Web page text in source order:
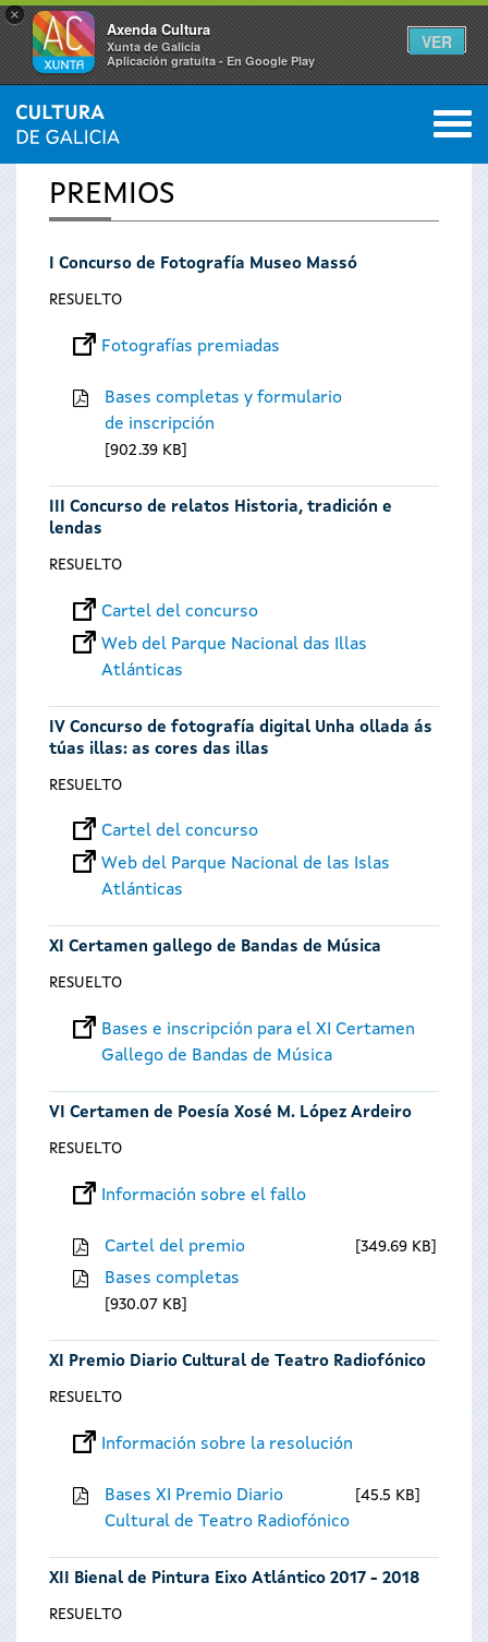
×
Axenda Cultura
Xunta de Galicia
Aplicación gratuíta - En Google Play
VER
Se
encuentra
usted
INICIO 0
PREMIOS
I Concurso de Fotografía Museo Massó
RESUELTO
Fotografías premiadas
Bases completas y formulario
de inscripción
902.39 KB
III Concurso de relatos Historia, tradición e
lendas
RESUELTO
Cartel del concurso
Web del Parque Nacional das Illas
Atlánticas
IV Concurso de fotografía digital Unha ollada ás
túas illas: as cores das illas
RESUELTO
Cartel del concurso
Web del Parque Nacional de las Islas
Atlánticas
XI Certamen gallego de Bandas de Música
RESUELTO
Bases e inscripción para el XI Certamen
Gallego de Bandas de Música
VI Certamen de Poesía Xosé M. López Ardeiro
RESUELTO
Información sobre el fallo
Cartel del premio 349.69 KB
Bases completas
930.07 KB
XI Premio Diario Cultural de Teatro Radiofónico
RESUELTO
Información sobre la resolución
Bases XI Premio Diario
Cultural de Teatro Radiofónico
45.5 KB
XII Bienal de Pintura Eixo Atlántico 2017 - 2018
RESUELTO